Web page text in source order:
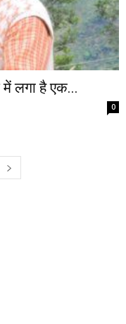
लगा है एक...
0